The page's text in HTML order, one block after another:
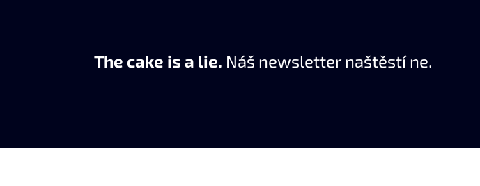
The cake is a lie. Náš newsletter naštěstí ne.